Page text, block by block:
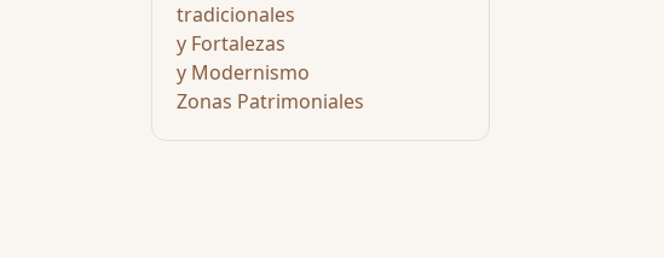
tradicionales
y Fortalezas
y Modernismo
Zonas Patrimoniales